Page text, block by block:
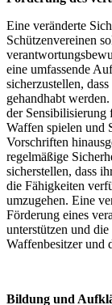
Eine veränderte
Schützenvereinen
eine umfassende
sicherzustellen,
gehandhabt
der
Waffen spielen und
Vorschriften
regelmäßige
sicherstellen, dass
die Fähigkeiten
umzugehen. Eine
Förderung eines
unterstützen und
Waffenbesitzer und
Bildung und